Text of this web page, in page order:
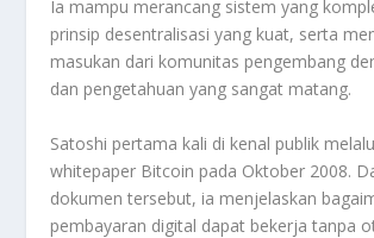
Ia mampu merancang sistem yang
prinsip desentralisasi yang kuat, serta
masukan dari komunitas pengembang
dan pengetahuan yang sangat matang.
Satoshi pertama kali di kenal publik
whitepaper Bitcoin pada Oktober 2008.
dokumen tersebut, ia menjelaskan
pembayaran digital dapat bekerja tanpa